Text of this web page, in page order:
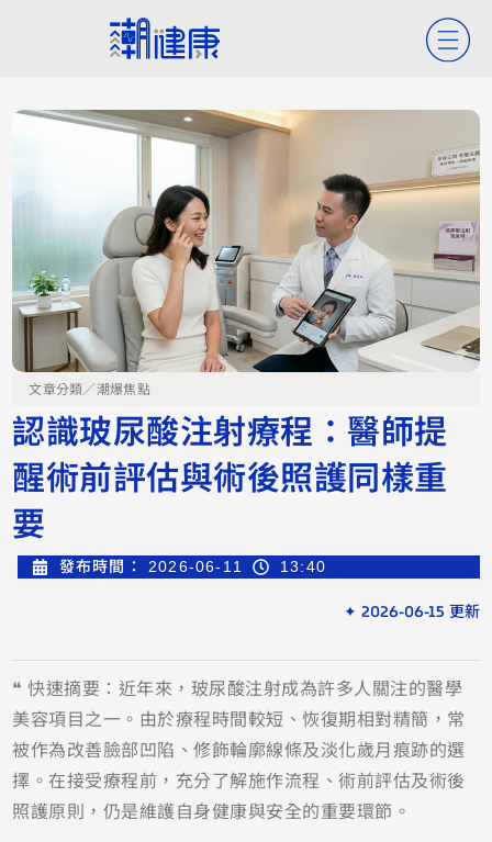
文章分類／潮爆焦點
認識玻尿酸注射療程：醫師提
醒術前評估與術後照護同樣重
要
發布時間： 2026-06-11 13:40
✦ 2026-06-15 更新
❝ 快速摘要：近年來，玻尿酸注射成為許多人關注的醫學
美容項目之一。由於療程時間較短、恢復期相對精簡，常
被作為改善臉部凹陷、修飾輪廓線條及淡化歲月痕跡的選
擇。在接受療程前，充分了解施作流程、術前評估及術後
照護原則，仍是維護自身健康與安全的重要環節。